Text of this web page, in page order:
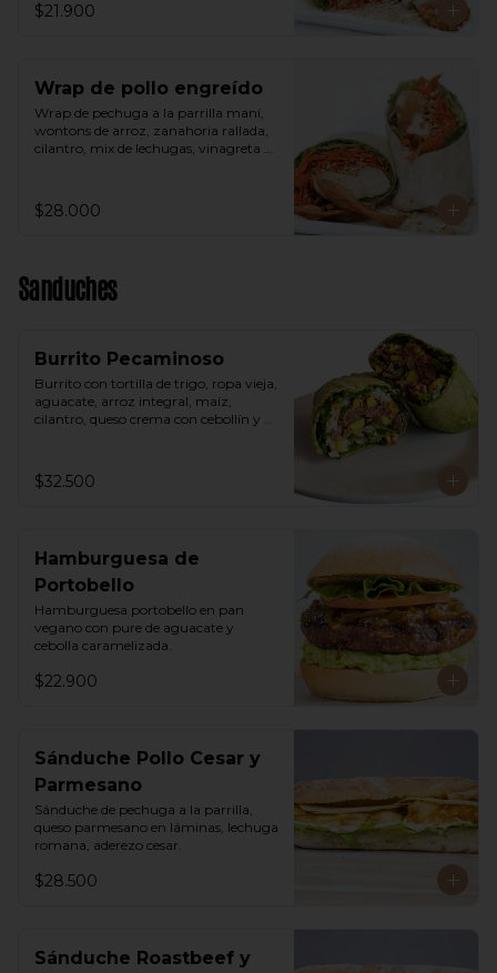
$21.900
Wrap de pollo engreído
Wrap de pechuga a la parrilla maní,
wontons de arroz, zanahoria rallada,
cilantro, mix de lechugas, vinagreta
$28.000
Sanduches
Burrito Pecaminoso
Burrito con tortilla de trigo, ropa vieja,
aguacate, arroz integral, maíz,
cilantro, queso crema con cebollín y
$32.500
Hamburguesa de
Portobello
Hamburguesa portobello en pan
vegano con pure de aguacate y
cebolla caramelizada.
$22.900
Sánduche Pollo Cesar y
Parmesano
Sánduche de pechuga a la parrilla,
queso parmesano en láminas, lechuga
romana, aderezo cesar.
$28.500
Sánduche Roastbeef y